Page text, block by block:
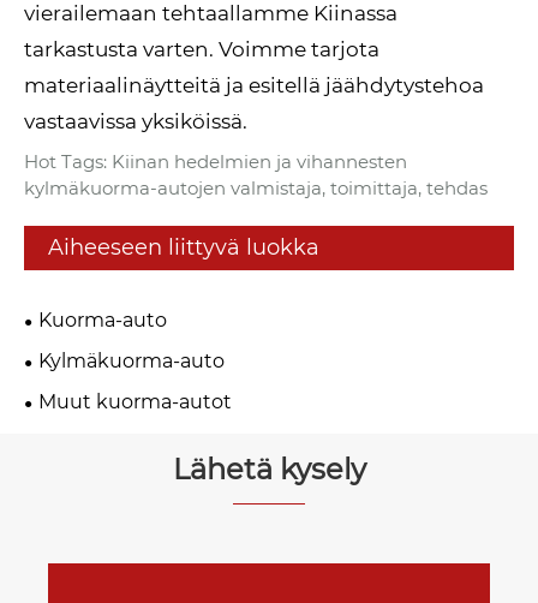
vierailemaan tehtaallamme Kiinassa
tarkastusta varten. Voimme tarjota
materiaalinäytteitä ja esitellä jäähdytystehoa
vastaavissa yksiköissä.
Hot Tags: Kiinan hedelmien ja vihannesten
kylmäkuorma-autojen valmistaja, toimittaja, tehdas
Aiheeseen liittyvä luokka
Kuorma-auto
Kylmäkuorma-auto
Muut kuorma-autot
Lähetä kysely